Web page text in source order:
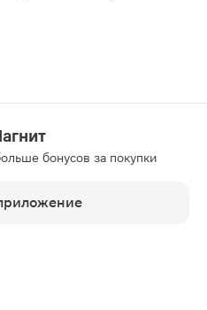
бонусов за покупки